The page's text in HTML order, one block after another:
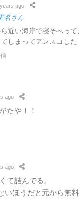
ago
名さん
近い海岸で寝そべって
しまってアンスコした
ago
たや！！
ago
て詰んでる。
いほうだと元から無